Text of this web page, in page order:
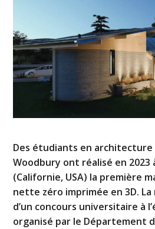
Des étudiants en architecture
Woodbury ont réalisé en 2023
(Californie, USA) la première
nette zéro imprimée en 3D.
d’un concours universitaire à
organisé par le Département